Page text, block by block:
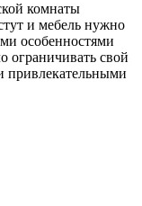
комнаты
и мебель нужно
особенностями
ограничивать свой
привлекательными